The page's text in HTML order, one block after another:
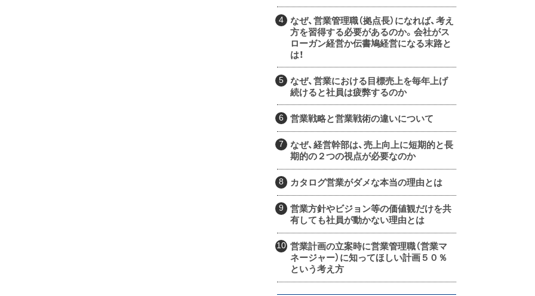
なぜ、営業管理職（拠点長）になれば、考え
方を習得する必要があるのか。会社がス
ローガン経営か伝書鳩経営になる末路と
は！
なぜ、営業における目標売上を毎年上げ
続けると社員は疲弊するのか
営業戦略と営業戦術の違いについて
なぜ、経営幹部は、売上向上に短期的と長
期的の２つの視点が必要なのか
カタログ営業がダメな本当の理由とは
営業方針やビジョン等の価値観だけを共
有しても社員が動かない理由とは
営業計画の立案時に営業管理職（営業マ
ネージャー）に知ってほしい計画５０％
という考え方